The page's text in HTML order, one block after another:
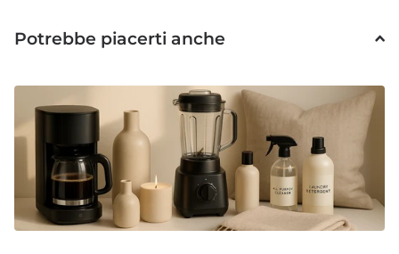
Potrebbe piacerti anche